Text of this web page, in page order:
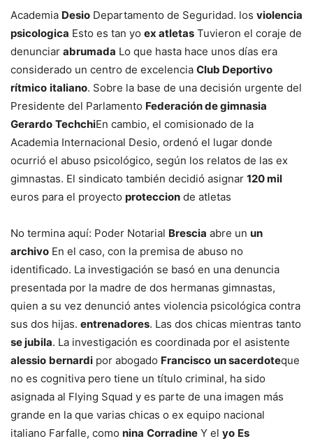
Academia Desio Departamento de Seguridad. los violencia
psicologica Esto es tan yo ex atletas Tuvieron el coraje de
denunciar abrumada Lo que hasta hace unos días era
considerado un centro de excelencia Club Deportivo
rítmico italiano. Sobre la base de una decisión urgente del
Presidente del Parlamento Federación de gimnasia
Gerardo TechchiEn cambio, el comisionado de la
Academia Internacional Desio, ordenó el lugar donde
ocurrió el abuso psicológico, según los relatos de las ex
gimnastas. El sindicato también decidió asignar 120 mil
euros para el proyecto proteccion de atletas
No termina aquí: Poder Notarial Brescia abre un un
archivo En el caso, con la premisa de abuso no
identificado. La investigación se basó en una denuncia
presentada por la madre de dos hermanas gimnastas,
quien a su vez denunció antes violencia psicológica contra
sus dos hijas. entrenadores. Las dos chicas mientras tanto
se jubila. La investigación es coordinada por el asistente
alessio bernardi por abogado Francisco un sacerdoteque
no es cognitiva pero tiene un título criminal, ha sido
asignada al Flying Squad y es parte de una imagen más
grande en la que varias chicas o ex equipo nacional
italiano Farfalle, como nina Corradine Y el yo Es